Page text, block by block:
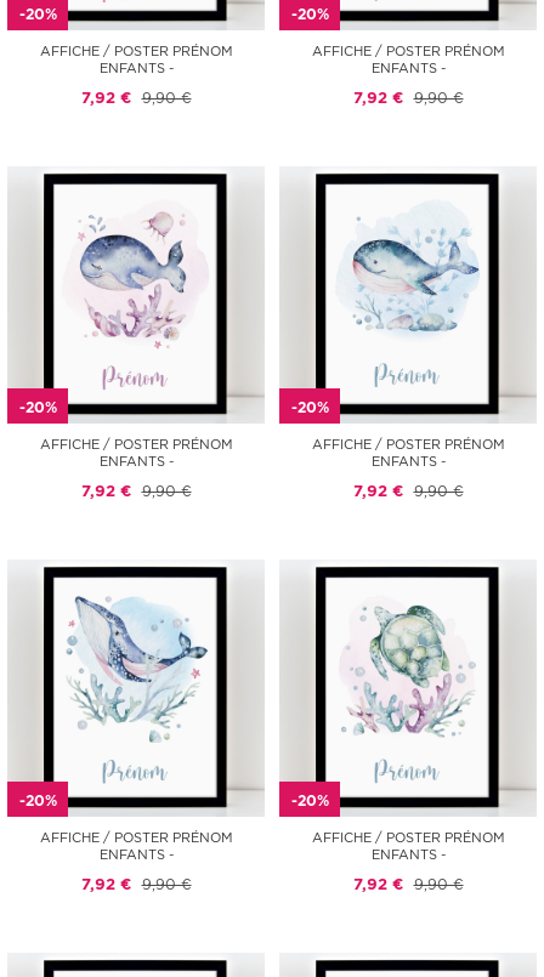
-20%
AFFICHE / POSTER PRÉNOM
ENFANTS -
7,92 € 9,90 €
-20%
AFFICHE / POSTER PRÉNOM
ENFANTS -
7,92 € 9,90 €
-20%
AFFICHE / POSTER PRÉNOM
ENFANTS -
7,92 € 9,90 €
-20%
AFFICHE / POSTER PRÉNOM
ENFANTS -
7,92 € 9,90 €
-20%
AFFICHE / POSTER PRÉNOM
ENFANTS -
7,92 € 9,90 €
-20%
AFFICHE / POSTER PRÉNOM
ENFANTS -
7,92 € 9,90 €